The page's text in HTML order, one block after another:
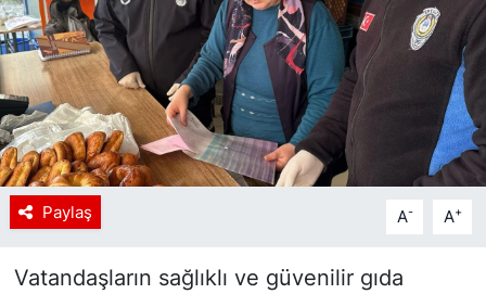
Paylaş A- A+
Vatandaşların sağlıklı ve güvenilir gıda